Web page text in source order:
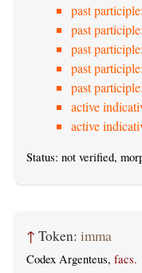
past
past
past
past
past
active
active
Status: not verified,
↑ Token: imma
Codex Argenteus, facs.